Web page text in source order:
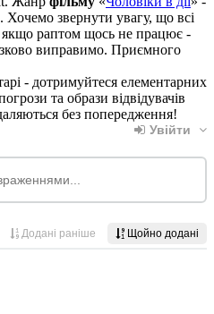
. Хочемо звернути увагу, що всі
якщо раптом щось не працює -
виправимо. Приємного
- дотримуйтеся елементарних
та образи відвідувачів
без попередження!